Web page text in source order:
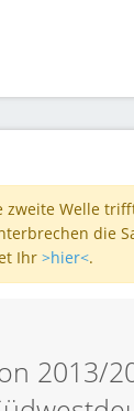
zweite Welle
die
Ihr >hier<.
2013/